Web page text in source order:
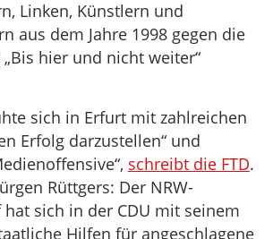
Linken, Künstlern und
aus dem Jahre 1998 gegen die
hier und nicht weiter“
sich in Erfurt mit zahlreichen
Erfolg darzustellen“ und
schreibt die FTD.
Rüttgers: Der NRW-
hat sich in der CDU mit seinem
Hilfen für angeschlagene